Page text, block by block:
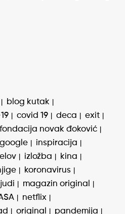
blog kutak
covid 19 deca
exit
fondacija novak đoković
google
inspiracija
izložba
kina
koronavirus
ljudi
magazin original
netflix
original pandemija